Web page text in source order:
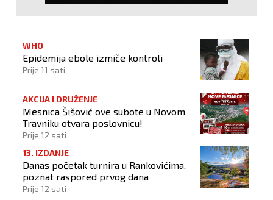
WHO
Epidemija ebole izmiče kontroli
Prije 11 sati
AKCIJA I DRUŽENJE
Mesnica Šišović ove subote u Novom
Travniku otvara poslovnicu!
Prije 12 sati
13. IZDANJE
Danas početak turnira u Rankovićima,
poznat raspored prvog dana
Prije 12 sati